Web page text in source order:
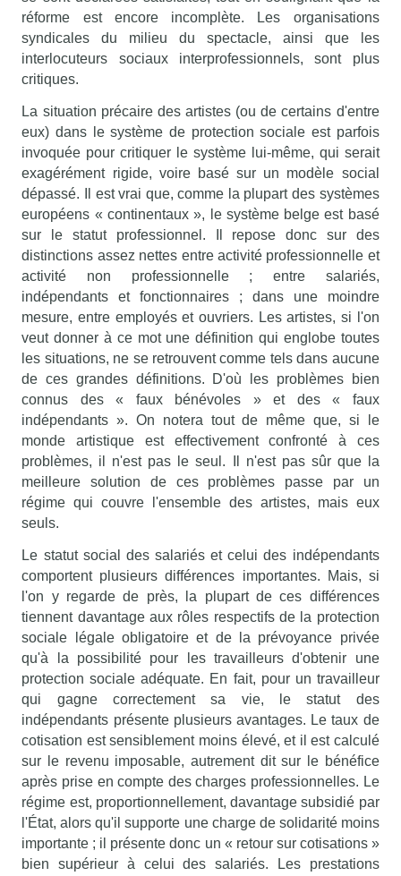
réforme est encore incomplète. Les organisations
syndicales du milieu du spectacle, ainsi que les
interlocuteurs sociaux interprofessionnels, sont plus
critiques.
La situation précaire des artistes (ou de certains d'entre
eux) dans le système de protection sociale est parfois
invoquée pour critiquer le système lui-même, qui serait
exagérément rigide, voire basé sur un modèle social
dépassé. Il est vrai que, comme la plupart des systèmes
européens « continentaux », le système belge est basé
sur le statut professionnel. Il repose donc sur des
distinctions assez nettes entre activité professionnelle et
activité non professionnelle ; entre salariés,
indépendants et fonctionnaires ; dans une moindre
mesure, entre employés et ouvriers. Les artistes, si l'on
veut donner à ce mot une définition qui englobe toutes
les situations, ne se retrouvent comme tels dans aucune
de ces grandes définitions. D'où les problèmes bien
connus des « faux bénévoles » et des « faux
indépendants ». On notera tout de même que, si le
monde artistique est effectivement confronté à ces
problèmes, il n'est pas le seul. Il n'est pas sûr que la
meilleure solution de ces problèmes passe par un
régime qui couvre l'ensemble des artistes, mais eux
seuls.
Le statut social des salariés et celui des indépendants
comportent plusieurs différences importantes. Mais, si
l'on y regarde de près, la plupart de ces différences
tiennent davantage aux rôles respectifs de la protection
sociale légale obligatoire et de la prévoyance privée
qu'à la possibilité pour les travailleurs d'obtenir une
protection sociale adéquate. En fait, pour un travailleur
qui gagne correctement sa vie, le statut des
indépendants présente plusieurs avantages. Le taux de
cotisation est sensiblement moins élevé, et il est calculé
sur le revenu imposable, autrement dit sur le bénéfice
après prise en compte des charges professionnelles. Le
régime est, proportionnellement, davantage subsidié par
l'État, alors qu'il supporte une charge de solidarité moins
importante ; il présente donc un « retour sur cotisations »
bien supérieur à celui des salariés. Les prestations